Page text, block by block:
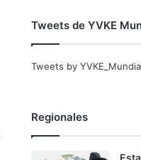
Tweets de YVKE
Tweets by
Regionales